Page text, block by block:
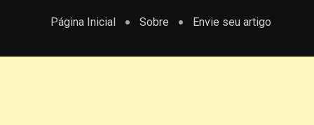
Página Inicial Sobre Envie seu artigo